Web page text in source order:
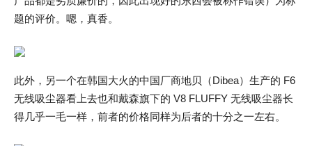
题的评价。嗯，真香。
此外，另一个在韩国大火的中国厂商地贝（Dibea）生产的 F6
无线吸尘器看上去也和戴森旗下的 V8 FLUFFY 无线吸尘器长
得几乎一毛一样，前者的价格同样为后者的十分之一左右。